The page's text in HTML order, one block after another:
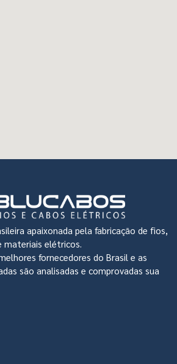
apaixonada pela fabricação de fios,
materiais elétricos.
fornecedores do Brasil e as
são analisadas e comprovadas sua